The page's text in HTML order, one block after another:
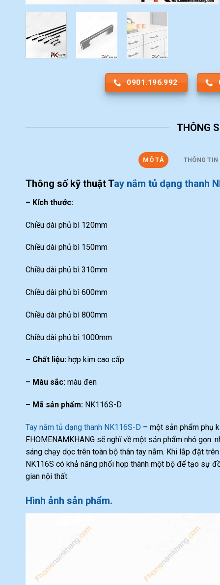
0901.196.992
THÔNG
MÔ TẢ THÔNG TIN
Thông số kỹ thuật Tay nắm tủ dạng thanh
– Kích thước:
Chiều dài phủ bì 120mm
Chiều dài phủ bì 150mm
Chiều dài phủ bì 310mm
Chiều dài phủ bì 600mm
Chiều dài phủ bì 800mm
Chiều dài phủ bì 1000mm
– Chất liệu: hợp kim cao cấp
– Màu sắc: màu đen
– Mã sản phẩm: NK116S-D
Tay nắm tủ dạng thanh NK116S-D – một sản phẩm phụ
FHOMENAMKHANG sẽ nghĩ về một sản phẩm nhỏ
sáng chạy dọc trên toàn bộ thân tay nắm. Khi lắp đặt
NK116S có khả năng phối hợp thành một bộ để tạo sự
gian nội thất.
Hình ảnh sản phẩm.